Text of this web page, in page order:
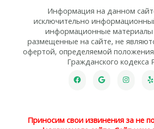
Информация на данном
исключительно
информационные
размещенные на сайте, не
офертой, определяемой
Гражданского кодекса
Приносим свои извинения за не